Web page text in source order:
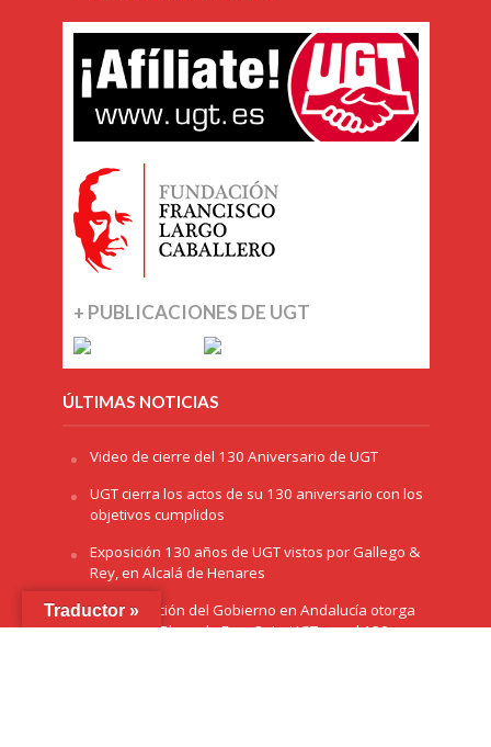
+ PUBLICACIONES DE UGT
ÚLTIMAS NOTICIAS
Video de cierre del 130 Aniversario de UGT
UGT cierra los actos de su 130 aniversario con los
objetivos cumplidos
Exposición 130 años de UGT vistos por Gallego &
Rey, en Alcalá de Henares
La Delegación del Gobierno en Andalucía otorga
el premio ‘Plaza de España’ a UGT por el 130
Traductor »